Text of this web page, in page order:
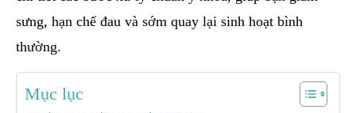
sưng, hạn chế đau và sớm quay lại sinh hoạt bình
thường.
Mục lục